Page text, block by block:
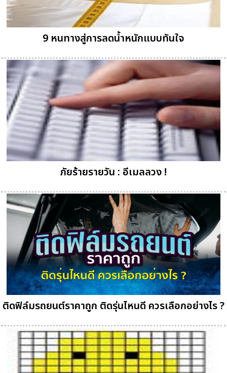
9 หนทางสู่การลดน้ำหนักแบบทันใจ
ภัยร้ายรายวัน : อีเมลลวง !
ติดฟิล์มรถยนต์ราคาถูก ติดรุ่นไหนดี ควรเลือกอย่างไร ?